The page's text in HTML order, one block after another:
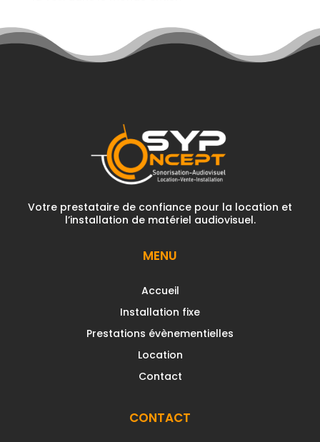
Votre prestataire de confiance pour la location et
l’installation de matériel audiovisuel.
MENU
Accueil
Installation fixe
Prestations évènementielles
Location
Contact
CONTACT